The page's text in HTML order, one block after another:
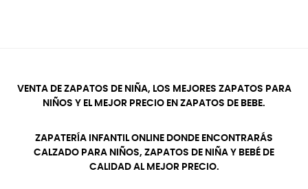
VENTA DE ZAPATOS DE NIÑA, LOS MEJORES ZAPATOS PARA
NIÑOS Y EL MEJOR PRECIO EN ZAPATOS DE BEBE.
ZAPATERÍA INFANTIL ONLINE DONDE ENCONTRARÁS
CALZADO PARA NIÑOS, ZAPATOS DE NIÑA Y BEBÉ DE
CALIDAD AL MEJOR PRECIO.